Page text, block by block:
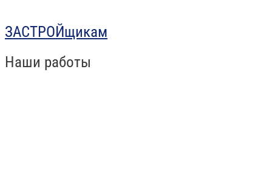
ЗАСТРОЙщикам
Наши работы